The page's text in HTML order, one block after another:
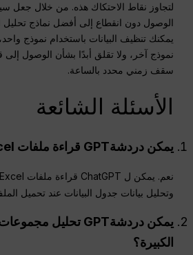
لتجاوز نقاط الاحتكاك هذه. من خلال جعل
الوصول دون انقطاع إلى أفضل نماذج تحليل
يمكنك تنظيف البيانات باستخدام نموذج
نموذج آخر، ولا تقلق أبدًا بشأن الوصول إلى
سقف زمني محدد بالساعة.
الأسئلة الشائعة
يمكندردشةGPT قراءة ملفات Excel؟
نعم. يمكن ل ChatGPT قراءة ملفات Excel مثل
وتحليل بيانات جدول البيانات عند تحميل
يمكندردشةGPT
تحليل مجموعات
الكبيرة؟